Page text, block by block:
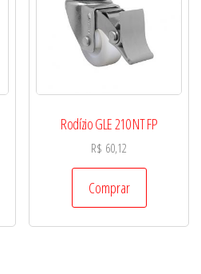
Rodízio GLE 210 NT FP
R$ 60,12
Comprar